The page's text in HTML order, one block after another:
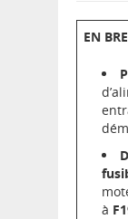
EN
à